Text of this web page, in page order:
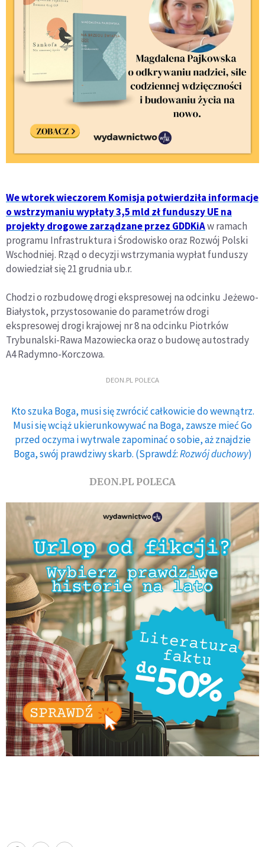
We wtorek wieczorem Komisja potwierdziła informacje
o wstrzymaniu wypłaty 3,5 mld zł funduszy UE na
projekty drogowe zarządzane przez GDDKiAw ramach
programu Infrastruktura i Środowisko oraz Rozwój Polski
Wschodniej. Rząd o decyzji wstrzymania wypłat funduszy
dowiedział się 21 grudnia ub.r.
Chodzi o rozbudowę drogi ekspresowej na odcinku Jeżewo-
Białystok, przystosowanie do parametrów drogi
ekspresowej drogi krajowej nr 8 na odcinku Piotrków
Trybunalski-Rawa Mazowiecka oraz o budowę autostrady
A4 Radymno-Korczowa.
DEON.PL POLECA
Kto szuka Boga, musi się zwrócić całkowicie do wewnątrz.
Musi się wciąż ukierunkowywać na Boga, zawsze mieć Go
przed oczyma i wytrwale zapominać o sobie, aż znajdzie
Boga, swój prawdziwy skarb. (Sprawdź:Rozwój duchowy)
DEON.PL POLECA